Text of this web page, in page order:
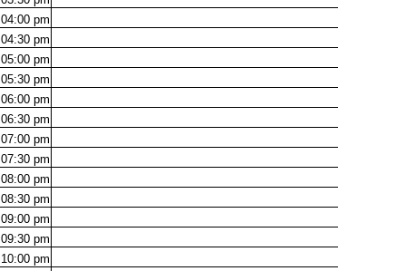
04:00 pm
04:30 pm
05:00 pm
05:30 pm
06:00 pm
06:30 pm
07:00 pm
07:30 pm
08:00 pm
08:30 pm
09:00 pm
09:30 pm
10:00 pm